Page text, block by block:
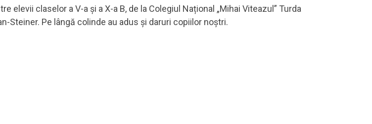
elevii claselor a V-a și a X-a B, de la Colegiul Național „Mihai Viteazul” Turda
Steiner. Pe lângă colinde au adus și daruri copiilor noștri.